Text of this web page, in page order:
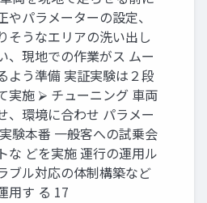
やパラメーターの設定、
そうなエリアの洗い出し
、現地での作業がス ムー
よう準備 実証実験は２段
実施 ⮚ チューニング 車両
、環境に合わせ パラメー
験本番 一般客への試乗会
な どを実施 運行の運用ル
ブル対応の体制構築など
用す る 17